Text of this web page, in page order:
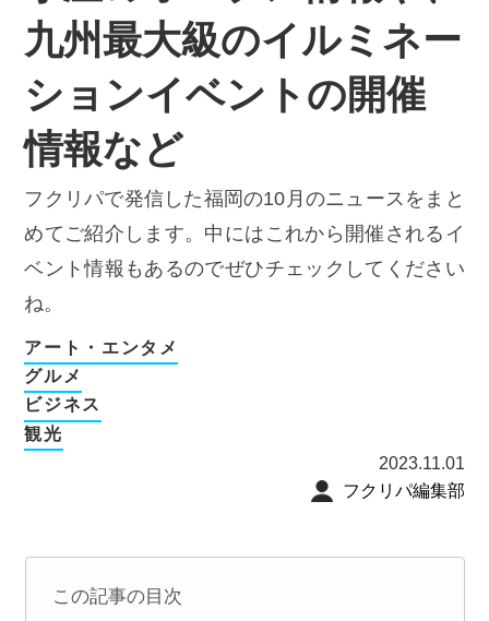
九州最大級のイルミネー
ションイベントの開催
情報など
フクリパで発信した福岡の10月のニュースをまと
めてご紹介します。中にはこれから開催されるイ
ベント情報もあるのでぜひチェックしてください
ね。
アート・エンタメ
グルメ
ビジネス
観光
2023.11.01
フクリパ編集部
この記事の目次